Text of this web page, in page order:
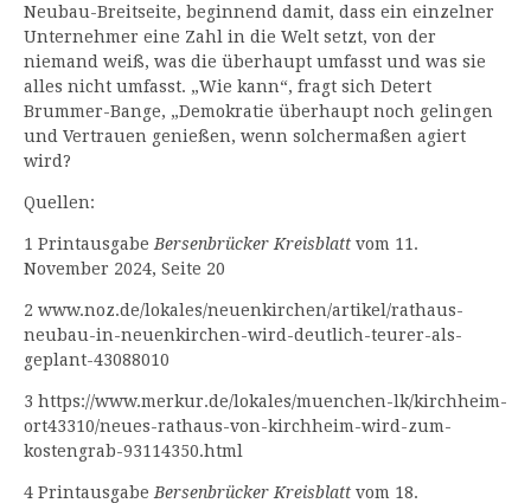
Neubau-Breitseite, beginnend damit, dass ein einzelner
Unternehmer eine Zahl in die Welt setzt, von der
niemand weiß, was die überhaupt umfasst und was sie
alles nicht umfasst. „Wie kann“, fragt sich Detert
Brummer-Bange, „Demokratie überhaupt noch gelingen
und Vertrauen genießen, wenn solchermaßen agiert
wird?
Quellen:
1 Printausgabe Bersenbrücker Kreisblatt vom 11.
November 2024, Seite 20
2 www.noz.de/lokales/neuenkirchen/artikel/rathaus-
neubau-in-neuenkirchen-wird-deutlich-teurer-als-
geplant-43088010
3 https://www.merkur.de/lokales/muenchen-lk/kirchheim-
ort43310/neues-rathaus-von-kirchheim-wird-zum-
kostengrab-93114350.html
4 Printausgabe Bersenbrücker Kreisblatt vom 18.